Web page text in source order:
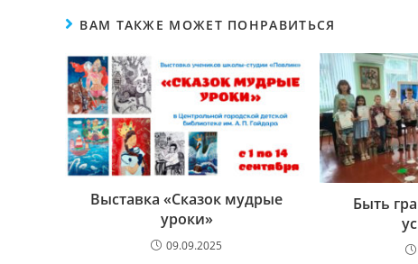
ВАМ ТАКЖЕ МОЖЕТ ПОНРАВИТЬСЯ
Выставка «Сказок мудрые
уроки»
09.09.2025
Быть